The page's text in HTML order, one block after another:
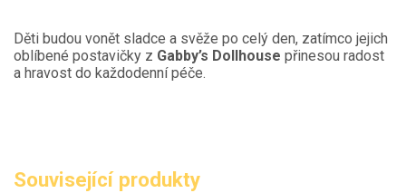
Děti budou vonět sladce a svěže po celý den, zatímco jejich
oblíbené postavičky z Gabby’s Dollhouse přinesou radost
a hravost do každodenní péče.
Související produkty